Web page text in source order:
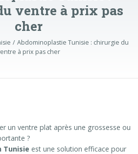
ventre à prix pas
cher
Abdominoplastie Tunisie : chirurgie du
à prix pas cher
un ventre plat après une grossesse ou
?
Tunisie est une solution efficace pour